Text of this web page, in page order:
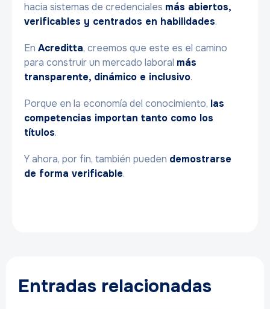
hacia sistemas de credenciales más abiertos,
verificables y centrados en habilidades.
En Acreditta, creemos que este es el camino
para construir un mercado laboral más
transparente, dinámico e inclusivo.
Porque en la economía del conocimiento, las
competencias importan tanto como los
títulos.
Y ahora, por fin, también pueden demostrarse
de forma verificable.
Entradas relacionadas